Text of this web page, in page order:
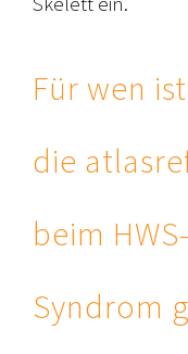
Für wen ist
die
beim HWS-
Syndrom